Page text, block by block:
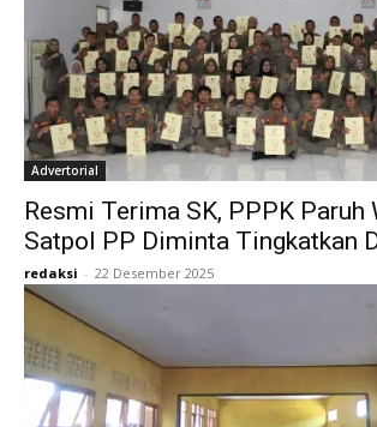
Advertorial
Resmi Terima SK, PPPK Paruh
Satpol PP Diminta Tingkatkan
redaksi - 22 Desember 2025